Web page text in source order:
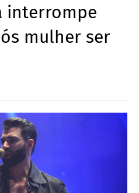
interrompe
mulher ser